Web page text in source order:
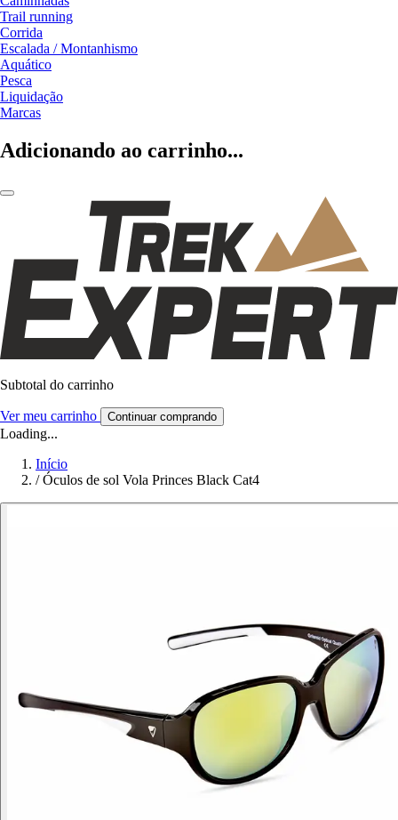
Trail running
Corrida
Escalada / Montanhismo
Aquático
Pesca
Liquidação
Marcas
Adicionando ao carrinho...
Subtotal do carrinho
Ver meu carrinho Continuar comprando
Loading...
Início
/ Óculos de sol Vola Princes Black Cat4